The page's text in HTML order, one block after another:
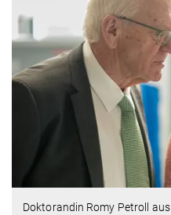
Doktorandin Romy Petroll